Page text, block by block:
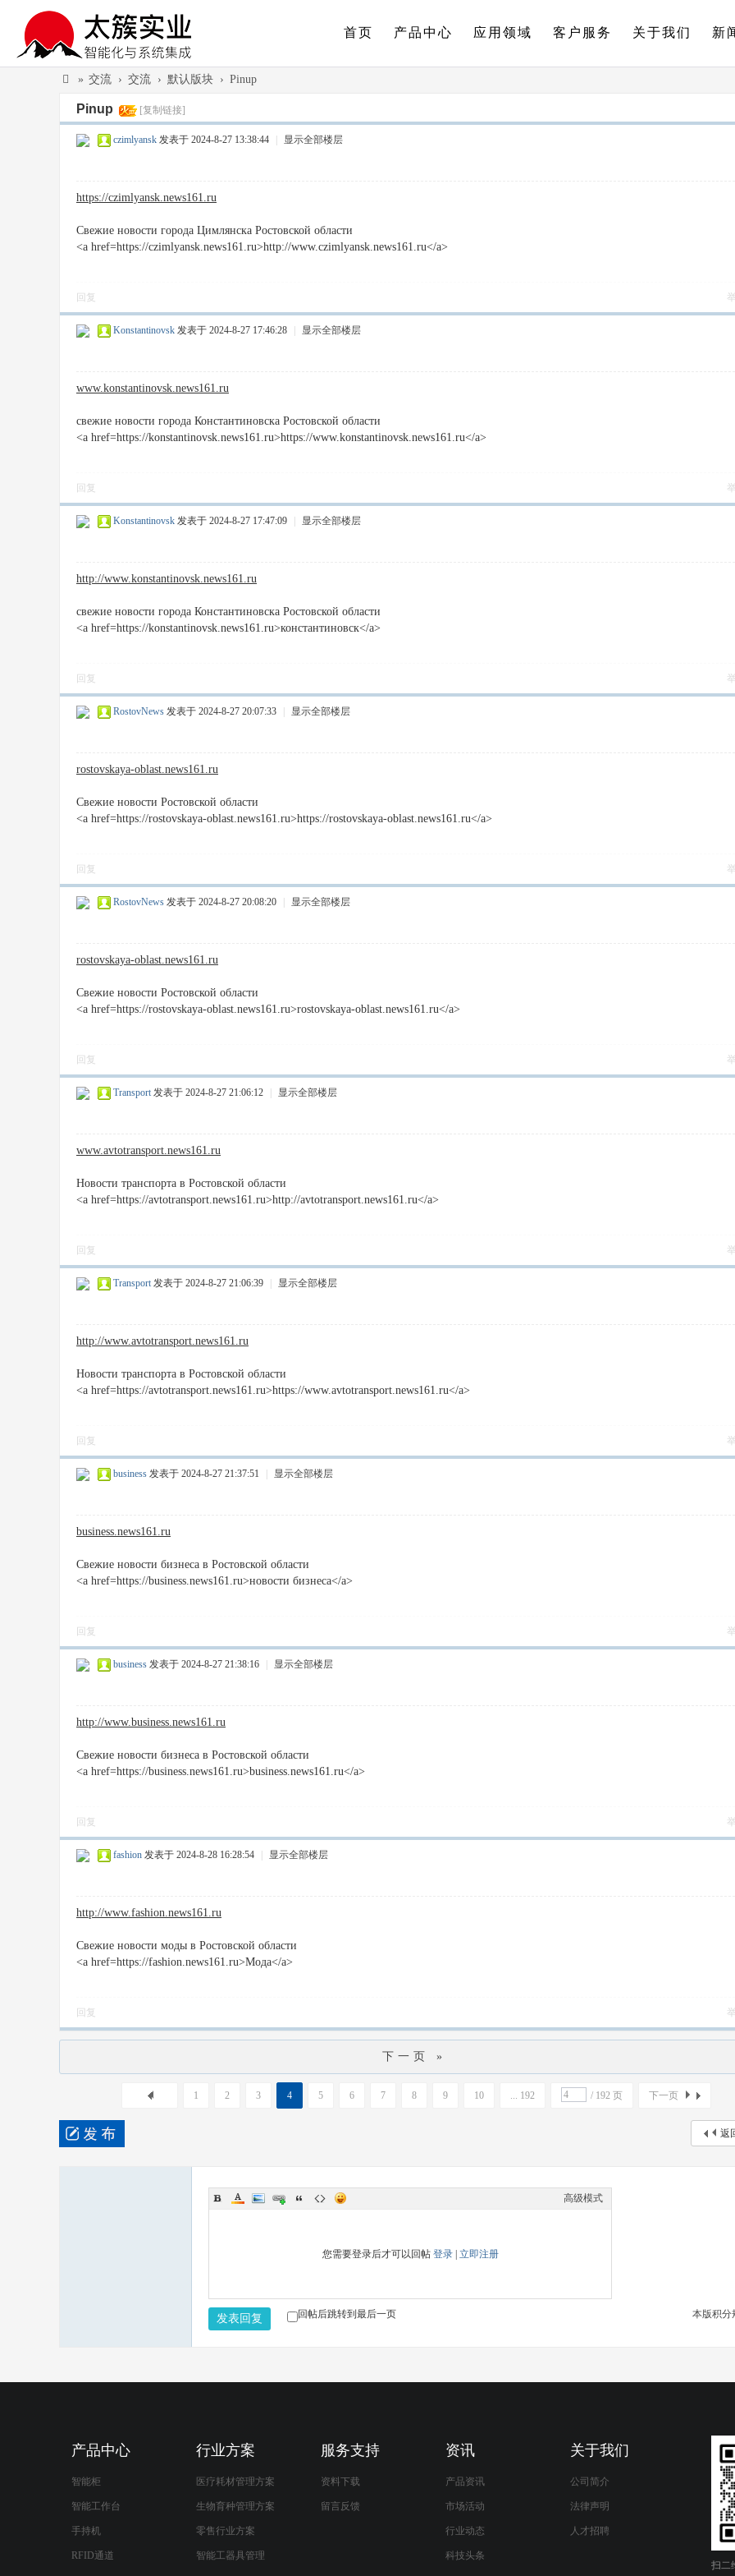
首页 产品中心 应用领域 客户服务 关于我们 新
簇
限
» 交流 › 交流 › 默认版块 › Pinup
Pinup [复制链接]
czimlyansk 发表于 2024-8-27 13:38:44 显示全部楼层
https://czimlyansk.news161.ru
Свежие новости города Цимлянска Ростовской области
<a href=https://czimlyansk.news161.ru>http://www.czimlyansk.news161.ru</a>
回复
Konstantinovsk 发表于 2024-8-27 17:46:28 显示全部楼层
www.konstantinovsk.news161.ru
свежие новости города Константиновска Ростовской области
<a href=https://konstantinovsk.news161.ru>https://www.konstantinovsk.news161.ru</a>
回复
Konstantinovsk 发表于 2024-8-27 17:47:09 显示全部楼层
http://www.konstantinovsk.news161.ru
свежие новости города Константиновска Ростовской области
<a href=https://konstantinovsk.news161.ru>константиновск</a>
回复
RostovNews 发表于 2024-8-27 20:07:33 显示全部楼层
rostovskaya-oblast.news161.ru
Свежие новости Ростовской области
<a href=https://rostovskaya-oblast.news161.ru>https://rostovskaya-oblast.news161.ru</a>
回复
RostovNews 发表于 2024-8-27 20:08:20 显示全部楼层
rostovskaya-oblast.news161.ru
Свежие новости Ростовской области
<a href=https://rostovskaya-oblast.news161.ru>rostovskaya-oblast.news161.ru</a>
回复
Transport 发表于 2024-8-27 21:06:12 显示全部楼层
www.avtotransport.news161.ru
Новости транспорта в Ростовской области
<a href=https://avtotransport.news161.ru>http://avtotransport.news161.ru</a>
回复
Transport 发表于 2024-8-27 21:06:39 显示全部楼层
http://www.avtotransport.news161.ru
Новости транспорта в Ростовской области
<a href=https://avtotransport.news161.ru>https://www.avtotransport.news161.ru</a>
回复
business 发表于 2024-8-27 21:37:51 显示全部楼层
business.news161.ru
Свежие новости бизнеса в Ростовской области
<a href=https://business.news161.ru>новости бизнеса</a>
回复
business 发表于 2024-8-27 21:38:16 显示全部楼层
http://www.business.news161.ru
Свежие новости бизнеса в Ростовской области
<a href=https://business.news161.ru>business.news161.ru</a>
回复
fashion 发表于 2024-8-28 16:28:54 显示全部楼层
http://www.fashion.news161.ru
Свежие новости моды в Ростовской области
<a href=https://fashion.news161.ru>Мода</a>
回复
下一页 »
1 2 3 4 5 6 7 8 9 10 ... 192 / 192 页 下一页
返
高级模式
您需要登录后才可以回帖 登录| 立即注册
本版积分
发表回复 回帖后跳转到最后一页
产品中心
智能柜
智能工作台
手持机
RFID通道
行业方案
医疗耗材管理方案
生物育种管理方案
零售行业方案
智能工器具管理
服务支持
资料下载
留言反馈
资讯
产品资讯
市场活动
行业动态
科技头条
关于我们
公司简介
法律声明
人才招聘
扫二